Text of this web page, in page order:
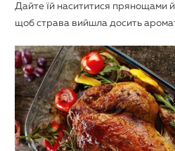
Дайте їй насититися прянощами й
щоб страва вийшла досить